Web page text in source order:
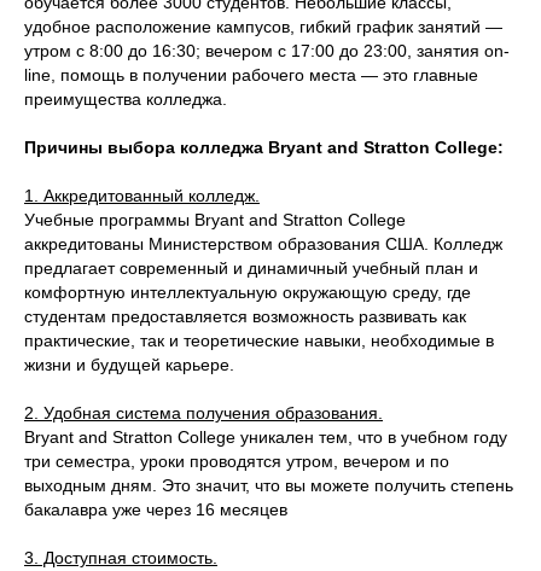
удобное расположение кампусов, гибкий график занятий —
утром с 8:00 до 16:30; вечером с 17:00 до 23:00, занятия on-
line, помощь в получении рабочего места — это главные
преимущества колледжа.
Причины выбора колледжа Bryant and Stratton College:
1. Аккредитованный колледж.
Учебные программы Bryant and Stratton College
аккредитованы Министерством образования США. Колледж
предлагает современный и динамичный учебный план и
комфортную интеллектуальную окружающую среду, где
студентам предоставляется возможность развивать как
практические, так и теоретические навыки, необходимые в
жизни и будущей карьере.
2. Удобная система получения образования.
Bryant and Stratton College уникален тем, что в учебном году
три семестра, уроки проводятся утром, вечером и по
выходным дням. Это значит, что вы можете получить степень
бакалавра уже через 16 месяцев
3. Доступная стоимость.